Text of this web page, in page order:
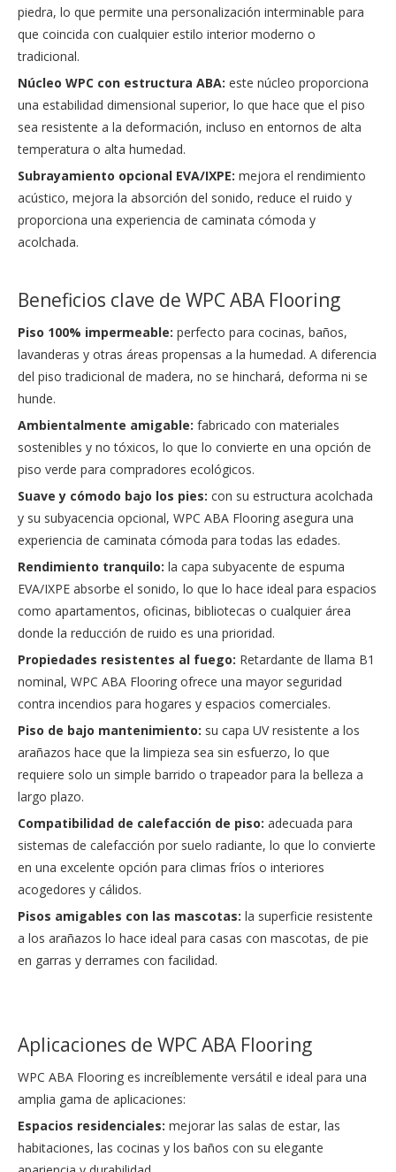
piedra, lo que permite una personalización interminable para
que coincida con cualquier estilo interior moderno o
tradicional.
Núcleo WPC con estructura ABA: este núcleo proporciona
una estabilidad dimensional superior, lo que hace que el piso
sea resistente a la deformación, incluso en entornos de alta
temperatura o alta humedad.
Subrayamiento opcional EVA/IXPE: mejora el rendimiento
acústico, mejora la absorción del sonido, reduce el ruido y
proporciona una experiencia de caminata cómoda y
acolchada.
Beneficios clave de WPC ABA Flooring
Piso 100% impermeable: perfecto para cocinas, baños,
lavanderas y otras áreas propensas a la humedad. A diferencia
del piso tradicional de madera, no se hinchará, deforma ni se
hunde.
Ambientalmente amigable: fabricado con materiales
sostenibles y no tóxicos, lo que lo convierte en una opción de
piso verde para compradores ecológicos.
Suave y cómodo bajo los pies: con su estructura acolchada
y su subyacencia opcional, WPC ABA Flooring asegura una
experiencia de caminata cómoda para todas las edades.
Rendimiento tranquilo: la capa subyacente de espuma
EVA/IXPE absorbe el sonido, lo que lo hace ideal para espacios
como apartamentos, oficinas, bibliotecas o cualquier área
donde la reducción de ruido es una prioridad.
Propiedades resistentes al fuego: Retardante de llama B1
nominal, WPC ABA Flooring ofrece una mayor seguridad
contra incendios para hogares y espacios comerciales.
Piso de bajo mantenimiento: su capa UV resistente a los
arañazos hace que la limpieza sea sin esfuerzo, lo que
requiere solo un simple barrido o trapeador para la belleza a
largo plazo.
Compatibilidad de calefacción de piso: adecuada para
sistemas de calefacción por suelo radiante, lo que lo convierte
en una excelente opción para climas fríos o interiores
acogedores y cálidos.
Pisos amigables con las mascotas: la superficie resistente
a los arañazos lo hace ideal para casas con mascotas, de pie
en garras y derrames con facilidad.
Aplicaciones de WPC ABA Flooring
WPC ABA Flooring es increíblemente versátil e ideal para una
amplia gama de aplicaciones:
Espacios residenciales: mejorar las salas de estar, las
habitaciones, las cocinas y los baños con su elegante